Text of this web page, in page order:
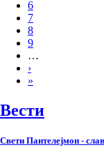
Page
6
Page
7
Page
8
Page
9
…
Next
page
›
Last
»
Вести
Свети Пантелејмон -